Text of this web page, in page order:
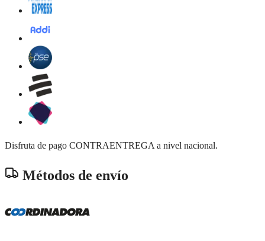
Disfruta de pago CONTRAENTREGA a nivel nacional.
Métodos de envío